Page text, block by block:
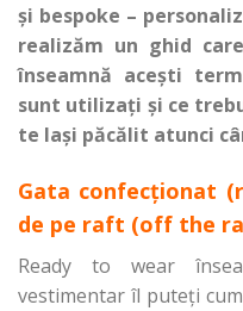
și bespoke –
realizăm un ghid
înseamnă acești
sunt utilizați și ce
te lași păcălit atunci
Gata confecționat
de pe raft (off the
Ready to wear
vestimentar îl puteți